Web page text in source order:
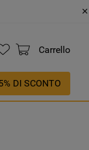
Carrello
DI SCONTO